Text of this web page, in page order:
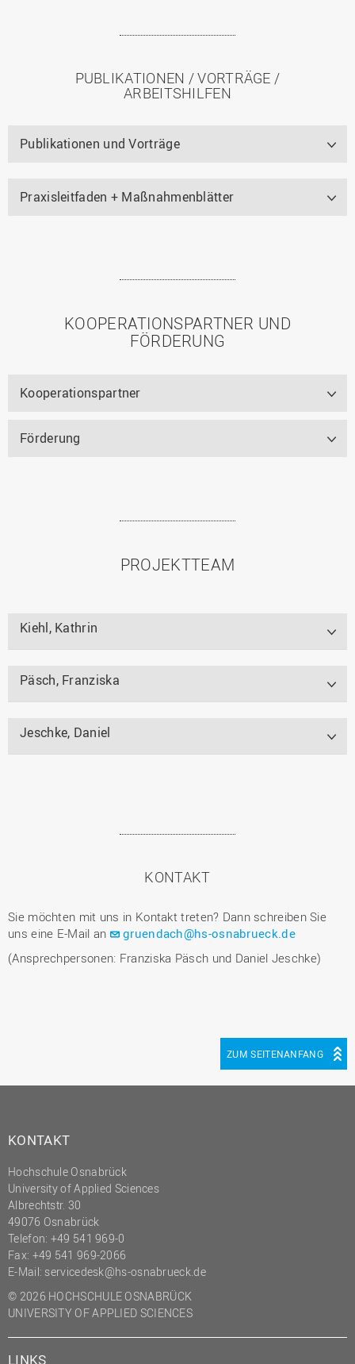
PUBLIKATIONEN / VORTRÄGE /
ARBEITSHILFEN
Publikationen und Vorträge
Praxisleitfaden + Maßnahmenblätter
KOOPERATIONSPARTNER UND
FÖRDERUNG
Kooperationspartner
Förderung
PROJEKTTEAM
Kiehl, Kathrin
Päsch, Franziska
Jeschke, Daniel
KONTAKT
Sie möchten mit uns in Kontakt treten? Dann schreiben Sie
uns eine E-Mail an
gruendach@hs-osnabrueck.de
(Ansprechpersonen: Franziska Päsch und Daniel Jeschke)
ZUM SEITENANFANG
KONTAKT
Hochschule Osnabrück
University of Applied Sciences
Albrechtstr. 30
49076 Osnabrück
Telefon: +49 541 969-0
Fax: +49 541 969-2066
E-Mail: servicedesk@hs-osnabrueck.de
© 2026 HOCHSCHULE OSNABRÜCK
UNIVERSITY OF APPLIED SCIENCES
LINKS